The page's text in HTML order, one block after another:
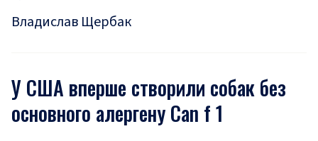
Владислав Щербак
У США вперше створили собак без
основного алергену Can f 1